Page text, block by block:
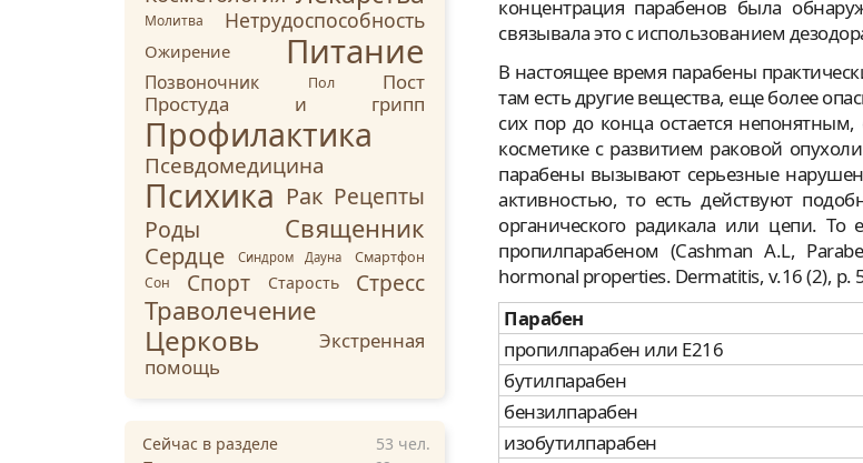
концентрация парабенов была
связывала это с использованием
В настоящее время парабены
там есть другие вещества, еще более
сих пор до конца остается
косметике с развитием раковой
парабены вызывают серьезные
активностью, то есть действуют
органического радикала или цепи.
пропилпарабеном (Cashman A.L,
hormonal properties. Dermatitis, v.16 (2), p.
Парабен
пропилпарабен или E216
бутилпарабен
бензилпарабен
изобутилпарабен
Молитва Нетрудоспособность
Ожирение Питание
Позвоночник Пол
Пост
Простуда и грипп
Профилактика
Псевдомедицина
Психика Рак Рецепты
Роды Священник
Сердце Синдром Дауна
Смартфон
Сон
Спорт Старость Стресс
Траволечение
Церковь
Экстренная
помощь
Сейчас в разделе 53 чел.